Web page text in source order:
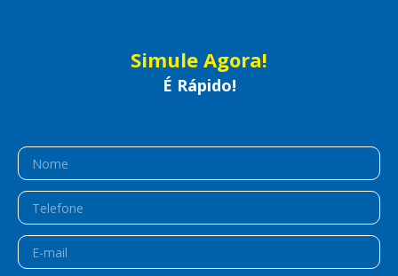
Simule Agora!
É Rápido!